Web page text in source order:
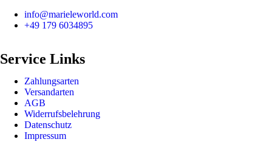
info@marieleworld.com
+49 179 6034895
Service Links
Zahlungsarten
Versandarten
AGB
Widerrufsbelehrung
Datenschutz
Impressum